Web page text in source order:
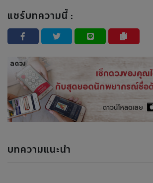
แชร์บทความนี้ :
บทความแนะนำ